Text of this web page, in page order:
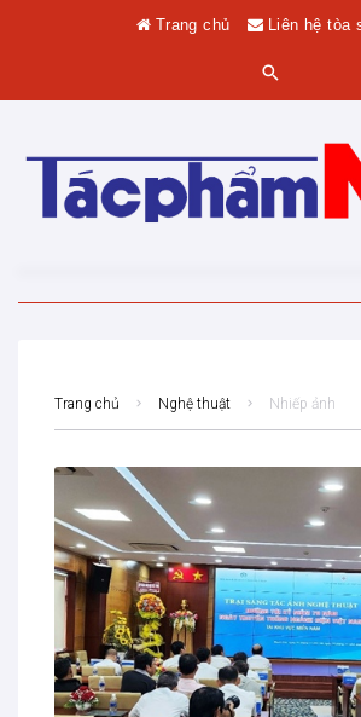
Trang chủ Liên hệ tòa
Trang chủ Nghệ thuật Nhiếp ảnh